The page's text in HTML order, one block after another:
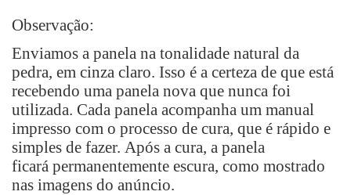
Observação:
Enviamos a panela na tonalidade natural da
pedra, em cinza claro. Isso é a certeza de que está
recebendo uma panela nova que nunca foi
utilizada. Cada panela acompanha um manual
impresso com o processo de cura, que é rápido e
simples de fazer. Após a cura, a panela
ficará permanentemente escura, como mostrado
nas imagens do anúncio.